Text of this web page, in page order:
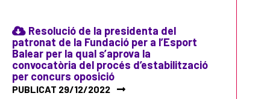
Resolució de la presidenta del
patronat de la Fundació per a l’Esport
Balear per la qual s’aprova la
convocatòria del procés d’estabilització
per concurs oposició
PUBLICAT 29/12/2022